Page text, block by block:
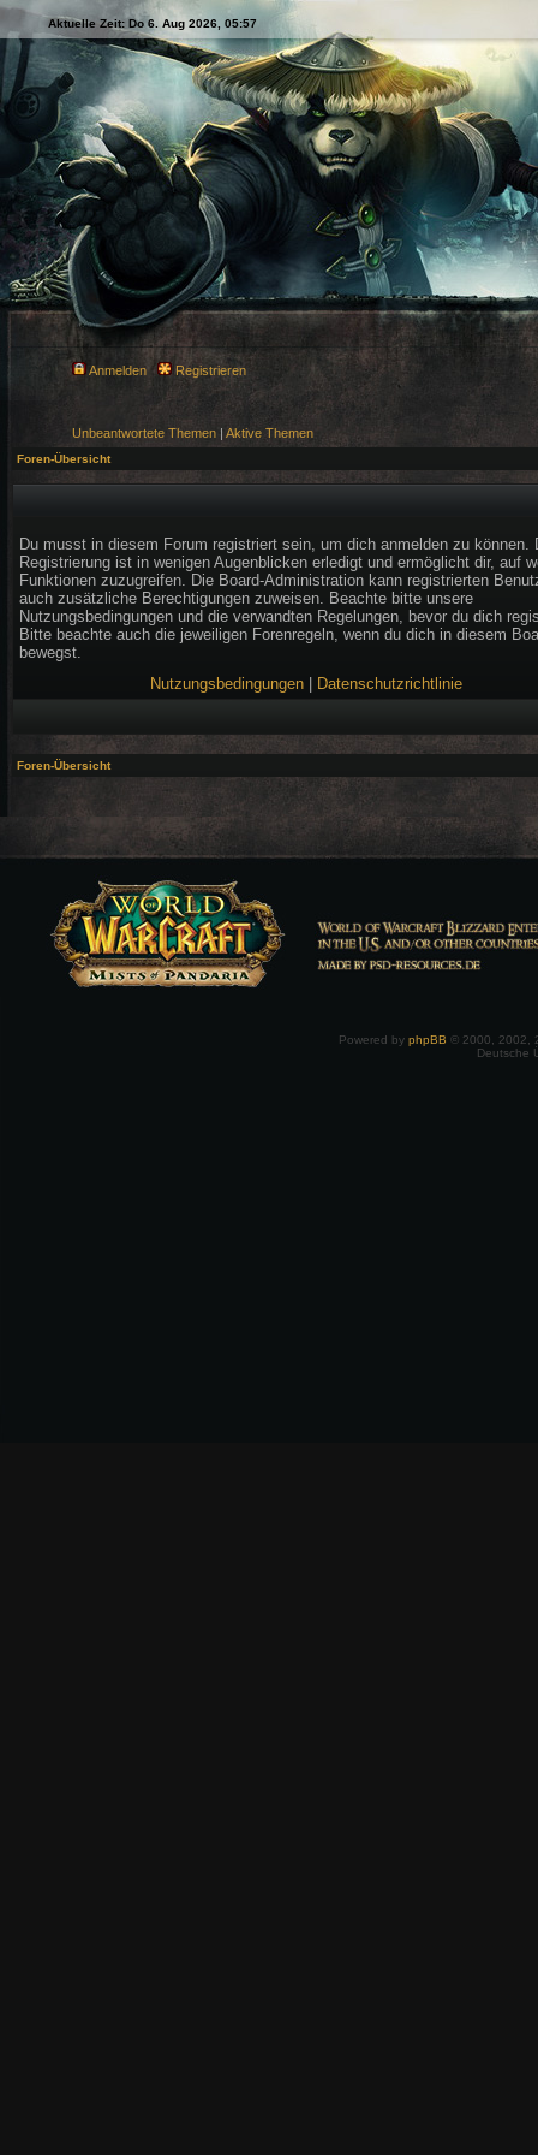
Aktuelle Zeit: Do 6. Aug 2026, 05:57
Anmelden Registrieren
Unbeantwortete Themen | Aktive Themen
Foren-Übersicht
Du musst in diesem Forum registriert sein, um dich anmelden zu können.
Registrierung ist in wenigen Augenblicken erledigt und ermöglicht dir, auf
Funktionen zuzugreifen. Die Board-Administration kann registrierten
auch zusätzliche Berechtigungen zuweisen. Beachte bitte unsere
Nutzungsbedingungen und die verwandten Regelungen, bevor du dich
Bitte beachte auch die jeweiligen Forenregeln, wenn du dich in diesem
bewegst.
Nutzungsbedingungen
Datenschutzrichtlinie
Foren-Übersicht
Powered by phpBB © 2000, 2002,
Deutsche